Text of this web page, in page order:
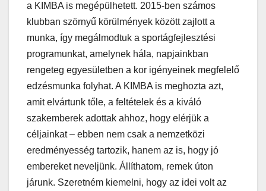
a KIMBA is megépülhetett. 2015-ben számos
klubban szörnyű körülmények között zajlott a
munka, így megálmodtuk a sportágfejlesztési
programunkat, amelynek hála, napjainkban
rengeteg egyesületben a kor igényeinek megfelelő
edzésmunka folyhat. A KIMBA is meghozta azt,
amit elvártunk tőle, a feltételek és a kiváló
szakemberek adottak ahhoz, hogy elérjük a
céljainkat – ebben nem csak a nemzetközi
eredményesség tartozik, hanem az is, hogy jó
embereket neveljünk. Állíthatom, remek úton
járunk. Szeretném kiemelni, hogy az idei volt az